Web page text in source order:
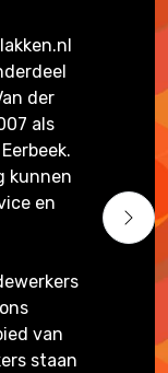
der
als
kunnen
en
van
staan
Next